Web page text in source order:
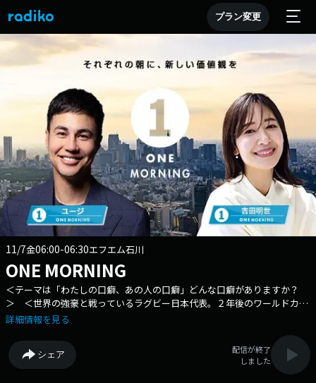
プラン変更
11/7金06:00-06:30エフエム石川
ONE MORNING
＜テーマは「わたしの口癖、あの人の口癖」どんな口癖がありますか？
＞ ＜世界の強豪と戦っているラグビー日本代表。２年後のワールドカッ
プにむけて今の実力は？＞ お休み中の吉田明世に代わって、TOKYO
【村田睦】がお届けする 「ONE MORNING」。 今日も「ONE
MORNING」で1日をスタートさせましょう！ #ワンモ で”あなたの声”も
聞かせてください。 詳しくは番組のHPもしくは番組公式Xをご覧くださ
詳細情報を見る
シェア
配信が終了
しました